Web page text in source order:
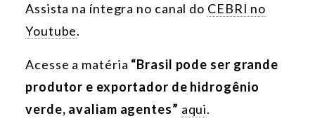
Assista na íntegra no canal do CEBRI no
Youtube.
Acesse a matéria “Brasil pode ser grande
produtor e exportador de hidrogênio
verde, avaliam agentes” aqui.